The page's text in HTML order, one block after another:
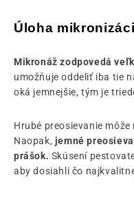
Úloha
Mikronáž zodpovedá
umožňuje oddeliť iba tie
oká jemnejšie, tým je
Hrubé preosievanie
Naopak, jemné
prášok. Skúsení
aby dosiahli čo